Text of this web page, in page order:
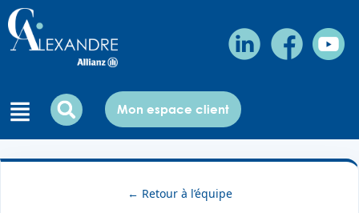
Mon espace client
← Retour à l’équipe